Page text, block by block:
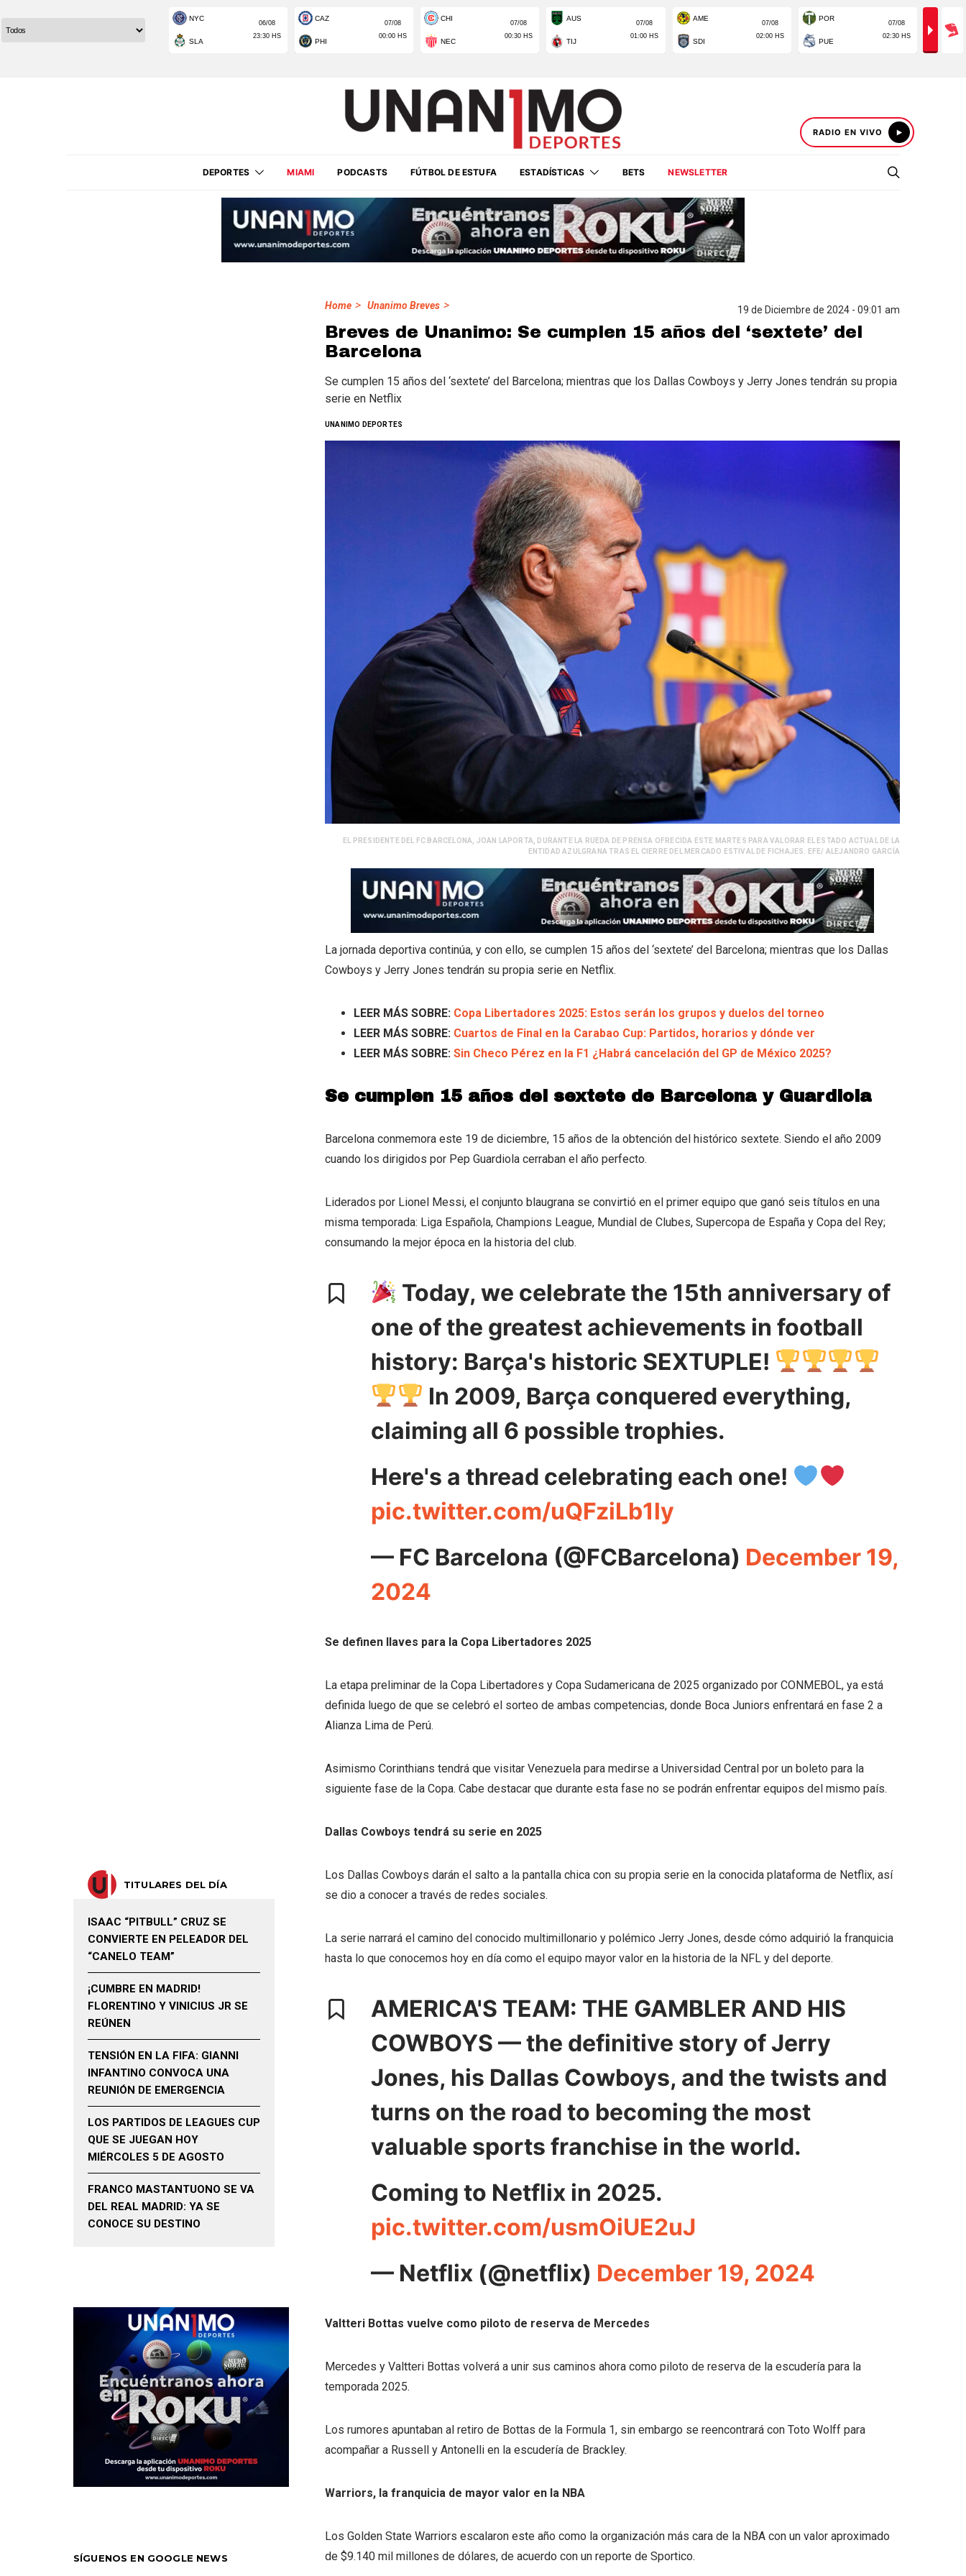
RADIO EN VIVO
DEPORTES MIAMI PODCASTS FÚTBOL DE ESTUFA ESTADÍSTICAS BETS NEWSLETTER
Home > Unanimo Breves > 19 de Diciembre de 2024 - 09:01 am
Breves de Unanimo: Se cumplen 15 años del ‘sextete’ del
Barcelona
Se cumplen 15 años del ‘sextete’ del Barcelona; mientras que los Dallas Cowboys y Jerry Jones tendrán su propia
serie en Netflix
UNANIMO DEPORTES
EL PRESIDENTE DEL FC BARCELONA, JOAN LAPORTA, DURANTE LA RUEDA DE PRENSA OFRECIDA ESTE MARTES PARA VALORAR EL ESTADO ACTUAL DE LA
ENTIDAD AZULGRANA TRAS EL CIERRE DEL MERCADO ESTIVAL DE FICHAJES. EFE/ ALEJANDRO GARCÍA
La jornada deportiva continúa, y con ello, se cumplen 15 años del ‘sextete’ del Barcelona; mientras que los Dallas
Cowboys y Jerry Jones tendrán su propia serie en Netflix.
LEER MÁS SOBRE: Copa Libertadores 2025: Estos serán los grupos y duelos del torneo
LEER MÁS SOBRE: Cuartos de Final en la Carabao Cup: Partidos, horarios y dónde ver
LEER MÁS SOBRE: Sin Checo Pérez en la F1 ¿Habrá cancelación del GP de México 2025?
Se cumplen 15 años del sextete de Barcelona y Guardiola
Barcelona conmemora este 19 de diciembre, 15 años de la obtención del histórico sextete. Siendo el año 2009
cuando los dirigidos por Pep Guardiola cerraban el año perfecto.
Liderados por Lionel Messi, el conjunto blaugrana se convirtió en el primer equipo que ganó seis títulos en una
misma temporada: Liga Española, Champions League, Mundial de Clubes, Supercopa de España y Copa del Rey;
consumando la mejor época en la historia del club.
Today, we celebrate the 15th anniversary of
one of the greatest achievements in football
history: Barça's historic SEXTUPLE!
In 2009, Barça conquered everything,
claiming all 6 possible trophies.
Here's a thread celebrating each one!
pic.twitter.com/uQFziLb1ly
— FC Barcelona (@FCBarcelona) December 19,
2024
Se definen llaves para la Copa Libertadores 2025
La etapa preliminar de la Copa Libertadores y Copa Sudamericana de 2025 organizado por CONMEBOL, ya está
definida luego de que se celebró el sorteo de ambas competencias, donde Boca Juniors enfrentará en fase 2 a
Alianza Lima de Perú.
Asimismo Corinthians tendrá que visitar Venezuela para medirse a Universidad Central por un boleto para la
siguiente fase de la Copa. Cabe destacar que durante esta fase no se podrán enfrentar equipos del mismo país.
Dallas Cowboys tendrá su serie en 2025
Los Dallas Cowboys darán el salto a la pantalla chica con su propia serie en la conocida plataforma de Netflix, así
se dio a conocer a través de redes sociales.
La serie narrará el camino del conocido multimillonario y polémico Jerry Jones, desde cómo adquirió la franquicia
hasta lo que conocemos hoy en día como el equipo mayor valor en la historia de la NFL y del deporte.
AMERICA'S TEAM: THE GAMBLER AND HIS
COWBOYS — the definitive story of Jerry
Jones, his Dallas Cowboys, and the twists and
turns on the road to becoming the most
valuable sports franchise in the world.
Coming to Netflix in 2025.
pic.twitter.com/usmOiUE2uJ
— Netflix (@netflix) December 19, 2024
Valtteri Bottas vuelve como piloto de reserva de Mercedes
Mercedes y Valtteri Bottas volverá a unir sus caminos ahora como piloto de reserva de la escudería para la
temporada 2025.
Los rumores apuntaban al retiro de Bottas de la Formula 1, sin embargo se reencontrará con Toto Wolff para
acompañar a Russell y Antonelli en la escudería de Brackley.
Warriors, la franquicia de mayor valor en la NBA
Los Golden State Warriors escalaron este año como la organización más cara de la NBA con un valor aproximado
de $9.140 mil millones de dólares, de acuerdo con un reporte de Sportico.
TITULARES DEL DÍA
ISAAC “PITBULL” CRUZ SE
CONVIERTE EN PELEADOR DEL
“CANELO TEAM”
¡CUMBRE EN MADRID!
FLORENTINO Y VINICIUS JR SE
REÚNEN
TENSIÓN EN LA FIFA: GIANNI
INFANTINO CONVOCA UNA
REUNIÓN DE EMERGENCIA
LOS PARTIDOS DE LEAGUES CUP
QUE SE JUEGAN HOY
MIÉRCOLES 5 DE AGOSTO
FRANCO MASTANTUONO SE VA
DEL REAL MADRID: YA SE
CONOCE SU DESTINO
SÍGUENOS EN GOOGLE NEWS